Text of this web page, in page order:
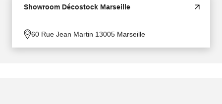
Showroom Décostock Marseille
60 Rue Jean Martin 13005 Marseille